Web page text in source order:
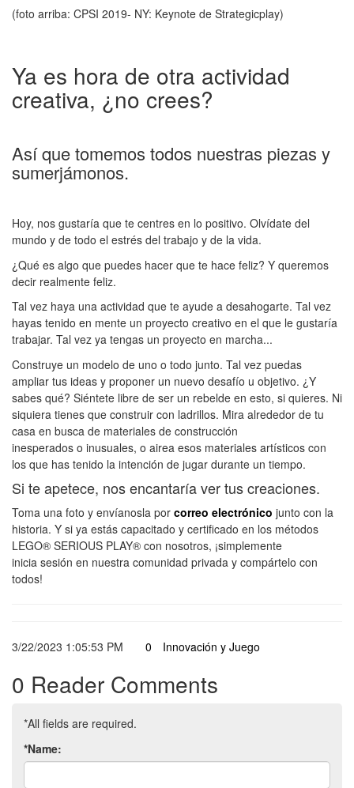
(foto arriba: CPSI 2019- NY: Keynote de Strategicplay)
Ya es hora de otra actividad
creativa, ¿no crees?
Así que tomemos todos nuestras piezas y
sumerjámonos.
Hoy, nos gustaría que te centres en lo positivo. Olvídate del
mundo y de todo el estrés del trabajo y de la vida.
¿Qué es algo que puedes hacer que te hace feliz? Y queremos
decir realmente feliz.
Tal vez haya una actividad que te ayude a desahogarte. Tal vez
hayas tenido en mente un proyecto creativo en el que le gustaría
trabajar. Tal vez ya tengas un proyecto en marcha...
Construye un modelo de uno o todo junto. Tal vez puedas
ampliar tus ideas y proponer un nuevo desafío u objetivo. ¿Y
sabes qué? Siéntete libre de ser un rebelde en esto, si quieres. Ni
siquiera tienes que construir con ladrillos. Mira alrededor de tu
casa en busca de materiales de construcción
inesperados o inusuales, o airea esos materiales artísticos con
los que has tenido la intención de jugar durante un tiempo.
Si te apetece, nos encantaría ver tus creaciones.
Toma una foto y envíanosla por correo electrónico junto con la
historia. Y si ya estás capacitado y certificado en los métodos
LEGO® SERIOUS PLAY® con nosotros, ¡simplemente
inicia sesión en nuestra comunidad privada y compártelo con
todos!
3/22/2023 1:05:53 PM 0 Innovación y Juego
0 Reader Comments
*All fields are required.
*Name: